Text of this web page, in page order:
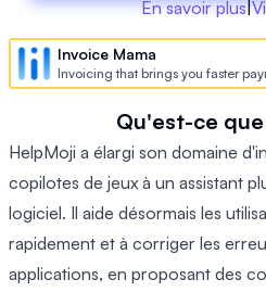
En savoir plus|
Invoice Mama
Invoicing that brings you faster
Qu'est-ce
HelpMoji a élargi son domaine
copilotes de jeux à un assistant
logiciel. Il aide désormais les
rapidement et à corriger les
applications, en proposant des